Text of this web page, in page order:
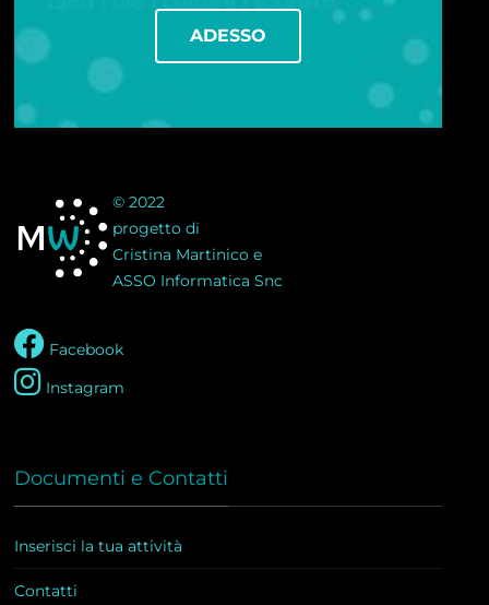
ADESSO
© 2022
progetto di
Cristina Martinico e
ASSO Informatica Snc
Facebook
Instagram
Documenti e Contatti
Inserisci la tua attività
Contatti